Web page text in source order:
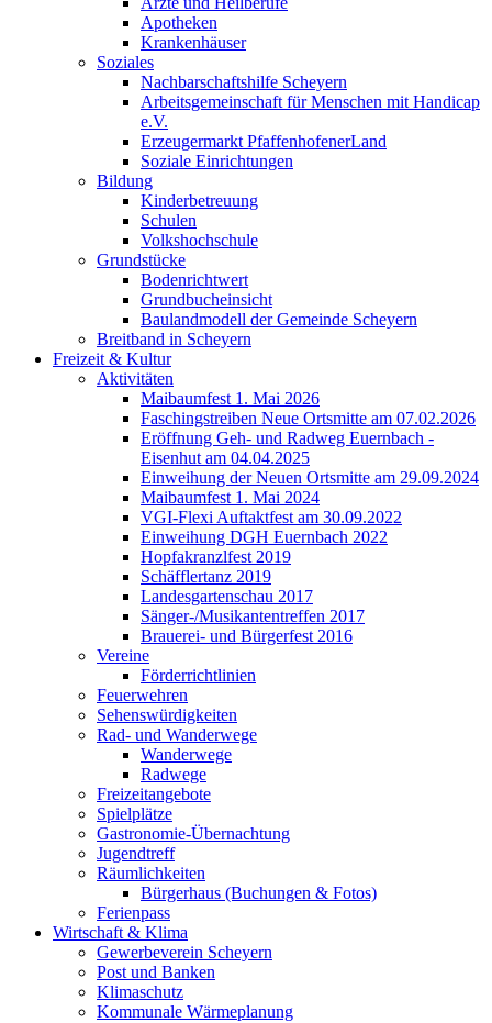
Apotheken
Krankenhäuser
Soziales
Nachbarschaftshilfe Scheyern
Arbeitsgemeinschaft für Menschen mit Handicap
e.V.
Erzeugermarkt PfaffenhofenerLand
Soziale Einrichtungen
Bildung
Kinderbetreuung
Schulen
Volkshochschule
Grundstücke
Bodenrichtwert
Grundbucheinsicht
Baulandmodell der Gemeinde Scheyern
Breitband in Scheyern
Freizeit & Kultur
Aktivitäten
Maibaumfest 1. Mai 2026
Faschingstreiben Neue Ortsmitte am 07.02.2026
Eröffnung Geh- und Radweg Euernbach -
Eisenhut am 04.04.2025
Einweihung der Neuen Ortsmitte am 29.09.2024
Maibaumfest 1. Mai 2024
VGI-Flexi Auftaktfest am 30.09.2022
Einweihung DGH Euernbach 2022
Hopfakranzlfest 2019
Schäfflertanz 2019
Landesgartenschau 2017
Sänger-/Musikantentreffen 2017
Brauerei- und Bürgerfest 2016
Vereine
Förderrichtlinien
Feuerwehren
Sehenswürdigkeiten
Rad- und Wanderwege
Wanderwege
Radwege
Freizeitangebote
Spielplätze
Gastronomie-Übernachtung
Jugendtreff
Räumlichkeiten
Bürgerhaus (Buchungen & Fotos)
Ferienpass
Wirtschaft & Klima
Gewerbeverein Scheyern
Post und Banken
Klimaschutz
Kommunale Wärmeplanung